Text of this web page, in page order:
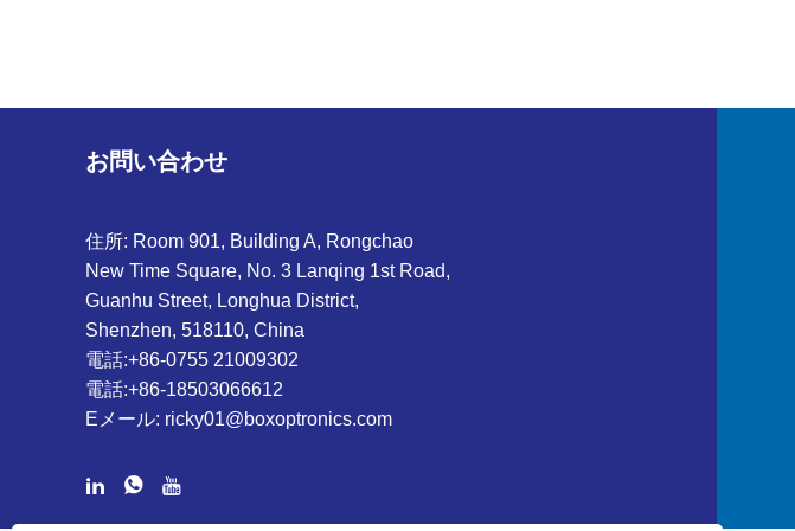
お問い合わせ
住所: Room 901, Building A, Rongchao
New Time Square, No. 3 Lanqing 1st Road,
Guanhu Street, Longhua District,
Shenzhen, 518110, China
電話:+86-0755 21009302
電話:+86-18503066612
Eメール: ricky01@boxoptronics.com